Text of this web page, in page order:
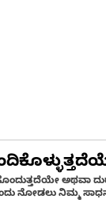
ಅಥವಾ
ನೋಡಲು ನಿಮ್ಮ